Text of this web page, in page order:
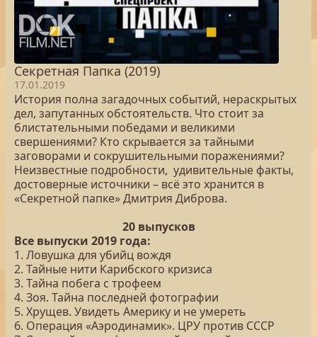
Секретная Папка (2019)
17.01.2019
История полна загадочных событий, нераскрытых
дел, запутанных обстоятельств. Что стоит за
блистательными победами и великими
свершениями? Кто скрывается за тайными
заговорами и сокрушительными поражениями?
Неизвестные подробности, удивительные факты,
достоверные источники – всё это хранится в
«Секретной папке» Дмитрия Диброва.
20 выпусков
Все выпуски 2019 года:
1. Ловушка для убийц вождя
2. Тайные нити Карибского кризиса
3. Тайна побега с трофеем
4. Зоя. Тайна последней фотографии
5. Хрущев. Увидеть Америку и не умереть
6. Операция «Аэродинамик». ЦРУ против СССР